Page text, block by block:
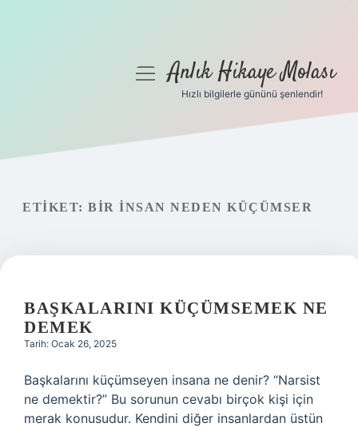
Gizlilik Politikası
menüyüAnlık Hikaye Molası
Hızlı bilgilerle gününü şenlendir!
ETIKET: BIR INSAN NEDEN KÜÇÜMSER
BAŞKALARINI KÜÇÜMSEMEK NE
DEMEK
Tarih: Ocak 26, 2025
Başkalarını küçümseyen insana ne denir? “Narsist
ne demektir?” Bu sorunun cevabı birçok kişi için
merak konusudur. Kendini diğer insanlardan üstün